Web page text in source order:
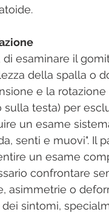
di esaminare il
della spalla o
e la
sulla testa) per
un esame
senti e muovi". Il
un esame
confrontare
asimmetrie o
dei sintomi,